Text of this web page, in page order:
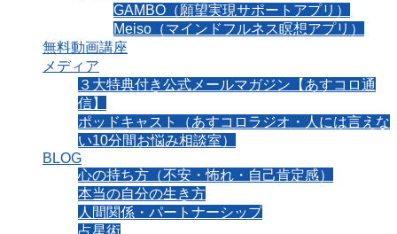
GAMBO（願望実現サポートアプリ）
Meiso（マインドフルネス瞑想アプリ）
無料動画講座
メディア
３大特典付き公式メールマガジン【あすコロ通
信】
ポッドキャスト（あすコロラジオ・人には言えな
い10分間お悩み相談室）
BLOG
心の持ち方（不安・怖れ・自己肯定感）
本当の自分の生き方
人間関係・パートナーシップ
占星術